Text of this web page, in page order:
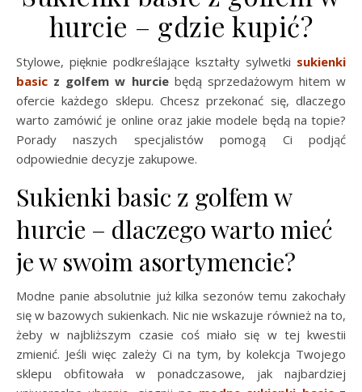
hurcie – gdzie kupić?
Stylowe, pięknie podkreślające kształty sylwetki sukienki
basic z golfem w hurciebędą sprzedażowym hitem w
ofercie każdego sklepu. Chcesz przekonać się, dlaczego
warto zamówić je online oraz jakie modele będą na topie?
Porady naszych specjalistów pomogą Ci podjąć
odpowiednie decyzje zakupowe.
Sukienki basic z golfem w
hurcie – dlaczego warto mieć
je w swoim asortymencie?
Modne panie absolutnie już kilka sezonów temu zakochały
się w bazowych sukienkach. Nic nie wskazuje również na to,
żeby w najbliższym czasie coś miało się w tej kwestii
zmienić. Jeśli więc zależy Ci na tym, by kolekcja Twojego
sklepu obfitowała w ponadczasowe, jak najbardziej